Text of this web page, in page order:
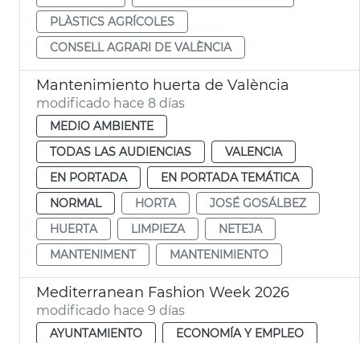
PLÀSTICS AGRÍCOLES
CONSELL AGRARI DE VALÈNCIA
Mantenimiento huerta de València
modificado hace 8 días
MEDIO AMBIENTE
TODAS LAS AUDIENCIAS
VALENCIA
EN PORTADA
EN PORTADA TEMÁTICA
NORMAL
HORTA
JOSÉ GOSÁLBEZ
HUERTA
LIMPIEZA
NETEJA
MANTENIMENT
MANTENIMIENTO
Mediterranean Fashion Week 2026
modificado hace 9 días
AYUNTAMIENTO
ECONOMÍA Y EMPLEO